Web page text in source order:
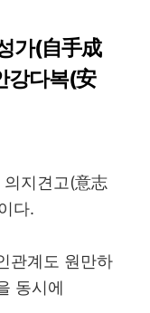
가(自手成
강다복(安
지견고(意志
다.
관계도 원만하
동시에